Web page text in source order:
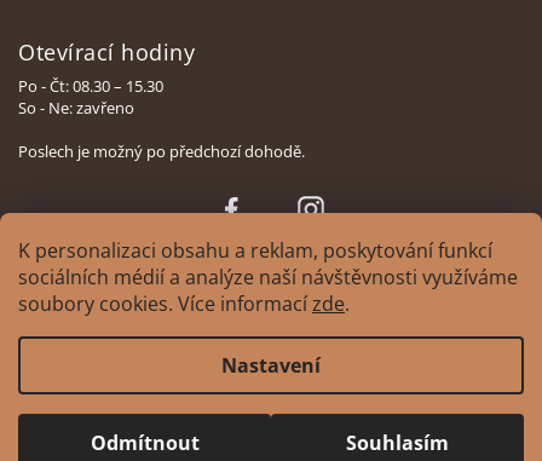
K personalizaci obsahu a reklam, poskytování funkcí
sociálních médií a analýze naší návštěvnosti využíváme
soubory cookies. Více informacízde.
Nastavení
Odmítnout Souhlasím
Otevírací hodiny
Po - Čt: 08.30 – 15.30
So - Ne: zavřeno
Poslech je možný po předchozí dohodě.
Face
Insta
vyhrazena.
Upravit nastavení cookies